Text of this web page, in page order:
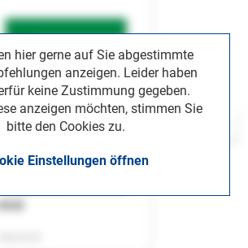
hier gerne auf Sie abgestimmte
anzeigen. Leider haben
keine Zustimmung gegeben.
anzeigen möchten, stimmen Sie
bitte den Cookies zu.
Einstellungen öffnen